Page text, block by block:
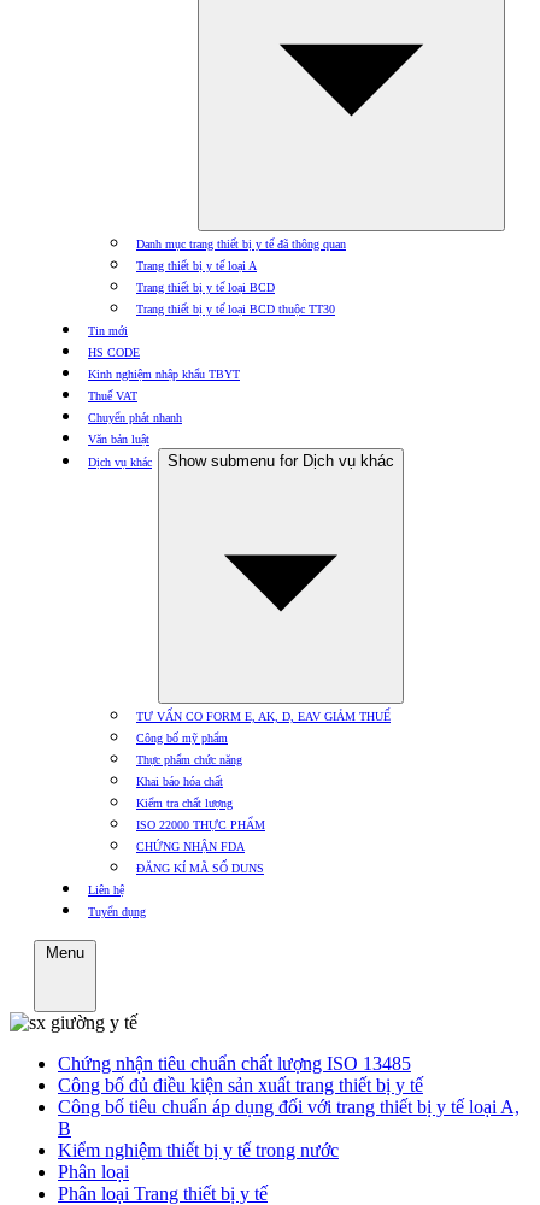
Danh mục trang thiết bị y tế đã thông quan
Trang thiết bị y tế loại A
Trang thiết bị y tế loại BCD
Trang thiết bị y tế loại BCD thuộc TT30
Tin mới
HS CODE
Kinh nghiệm nhập khẩu TBYT
Thuế VAT
Chuyển phát nhanh
Văn bản luật
Dịch vụ khác
Show submenu for Dịch vụ khác
TƯ VẤN CO FORM E, AK, D, EAV GIẢM THUẾ
Công bố mỹ phẩm
Thực phẩm chức năng
Khai báo hóa chất
Kiểm tra chất lượng
ISO 22000 THỰC PHẨM
CHỨNG NHẬN FDA
ĐĂNG KÍ MÃ SỐ DUNS
Liên hệ
Tuyển dụng
Menu
Chứng nhận tiêu chuẩn chất lượng ISO 13485
Công bố đủ điều kiện sản xuất trang thiết bị y tế
Công bố tiêu chuẩn áp dụng đối với trang thiết bị y tế loại A,
B
Kiểm nghiệm thiết bị y tế trong nước
Phân loại
Phân loại Trang thiết bị y tế